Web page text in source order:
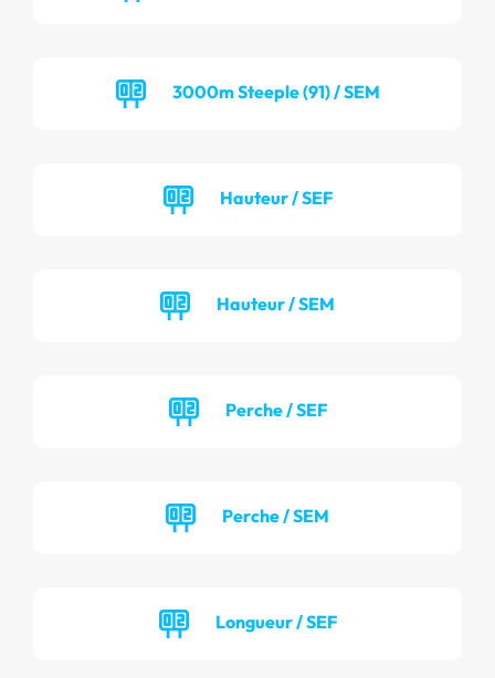
3000m Steeple (91) / SEM
Hauteur / SEF
Hauteur / SEM
Perche / SEF
Perche / SEM
Longueur / SEF